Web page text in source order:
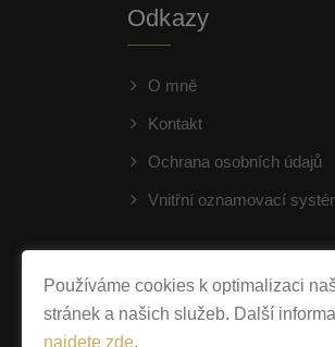
Odkazy
O mně
Kontakt
Ochrana osobních údajů
Vnitřní oznamovací
Používáme cookies k optimalizaci
stránek a našich služeb. Další
najdete zde.